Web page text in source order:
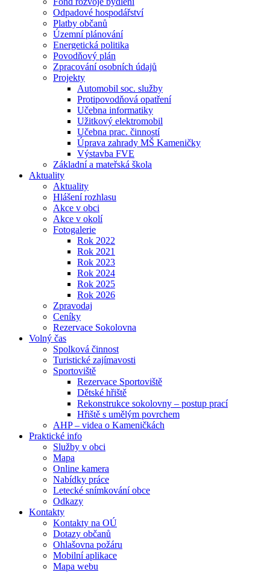
Odpadové hospodářství
Platby občanů
Územní plánování
Energetická politika
Povodňový plán
Zpracování osobních údajů
Projekty
Automobil soc. služby
Protipovodňová opatření
Učebna informatiky
Užitkový elektromobil
Učebna prac. činností
Úprava zahrady MŠ Kameničky
Výstavba FVE
Základní a mateřská škola
Aktuality
Aktuality
Hlášení rozhlasu
Akce v obci
Akce v okolí
Fotogalerie
Rok 2022
Rok 2021
Rok 2023
Rok 2024
Rok 2025
Rok 2026
Zpravodaj
Ceníky
Rezervace Sokolovna
Volný čas
Spolková činnost
Turistické zajímavosti
Sportoviště
Rezervace Sportoviště
Dětské hřiště
Rekonstrukce sokolovny – postup prací
Hřiště s umělým povrchem
AHP – videa o Kameničkách
Praktické info
Služby v obci
Mapa
Online kamera
Nabídky práce
Letecké snímkování obce
Odkazy
Kontakty
Kontakty na OÚ
Dotazy občanů
Ohlašovna požáru
Mobilní aplikace
Mapa webu